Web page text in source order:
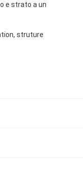
e strato a un
struture